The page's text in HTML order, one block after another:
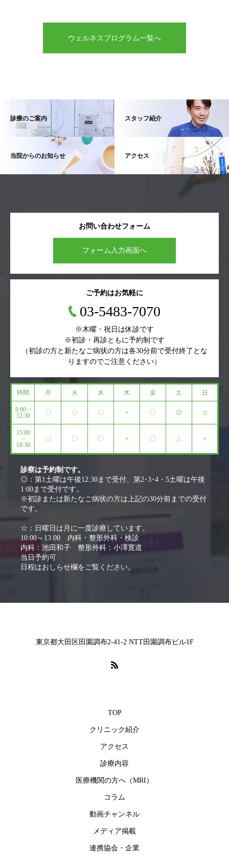
ウェルネスプログラム一覧へ
診療のご案内 スタッフ紹介
当院からのお知らせ アクセス
お問い合わせフォーム
フォーム入力画面へ
ご予約はお気軽に
03-5483-7070
※木曜・祝日は休診です
※初診・再診ともに予約制です
（初診の方と新たなご病状の方は各30分前で受付終了とな
りますのでご注意ください）
時間 月 火 水 木 金 土 日
9:00 ~
12:30
〇 〇 〇 × 〇 ◎ ☆
15:00
~
18:30
〇 〇 〇 × 〇 △ ×
診察は予約制です。
◎：第1土曜は午後12:30まで受付、第2･3･4・5土曜は午後
1:00まで受付です。
※初診または新たなご病状の方は上記の30分前までの受付
です。
☆：日曜日は月に一度診療しています。
10:00～13:00 内科・整形外科・検診
内科：池田和子 整形外科：小澤寛道
当日予約可
日程はおしらせ欄をご覧ください。
東京都大田区田園調布2-41-2 NTT田園調布ビル1F
TOP
クリニック紹介
アクセス
診療内容
医療機関の方へ（MRI）
コラム
動画チャンネル
メディア掲載
連携協会・企業